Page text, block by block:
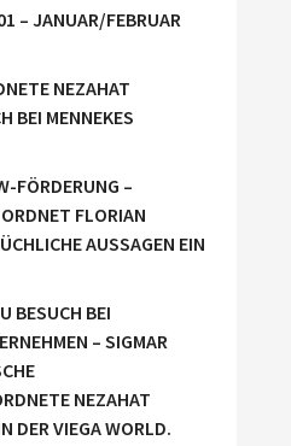
– JANUAR/FEBRUAR
NEZAHAT
BEI MENNEKES
FÖRDERUNG –
FLORIAN
AUSSAGEN EIN
BESUCH BEI
– SIGMAR
NEZAHAT
DER VIEGA WORLD.